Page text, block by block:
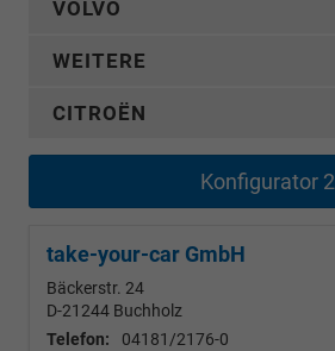
VOLVO
WEITERE
CITROËN
Konfigurator 2
take-your-car GmbH
Bäckerstr. 24
D-21244 Buchholz
Telefon:
04181/2176-0